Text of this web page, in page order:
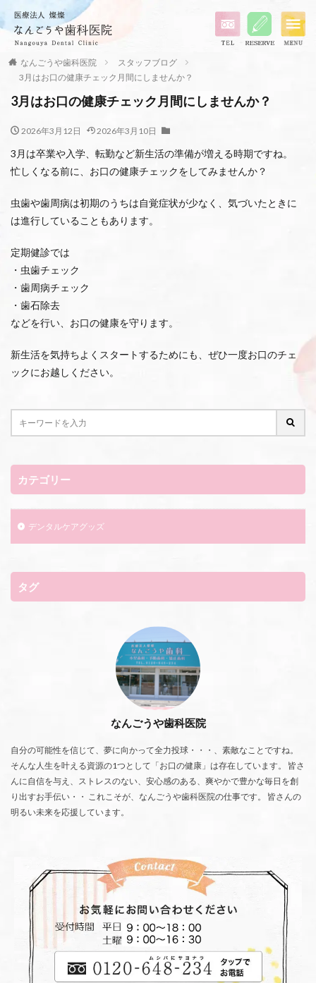
なんごうや歯科医院
スタッフブログ
3月はお口の健康チェック月間にしませんか？
3月はお口の健康チェック月間にしませんか？
2026年3月12日 2026年3月10日
3月は卒業や入学、転勤など新生活の準備が増える時期ですね。
忙しくなる前に、お口の健康チェックをしてみませんか？
虫歯や歯周病は初期のうちは自覚症状が少なく、気づいたときに
は進行していることもあります。
定期健診では
・虫歯チェック
・歯周病チェック
・歯石除去
などを行い、お口の健康を守ります。
新生活を気持ちよくスタートするためにも、ぜひ一度お口のチェ
ックにお越しください。
カテゴリー
デンタルケアグッズ
タグ
なんごうや歯科医院
自分の可能性を信じて、夢に向かって全力投球・・・、素敵なことですね。
そんな人生を叶える資源の1つとして「お口の健康」は存在しています。 皆さ
んに自信を与え、ストレスのない、安心感のある、爽やかで豊かな毎日を創
り出すお手伝い・・ これこそが、なんごうや歯科医院の仕事です。 皆さんの
明るい未来を応援しています。